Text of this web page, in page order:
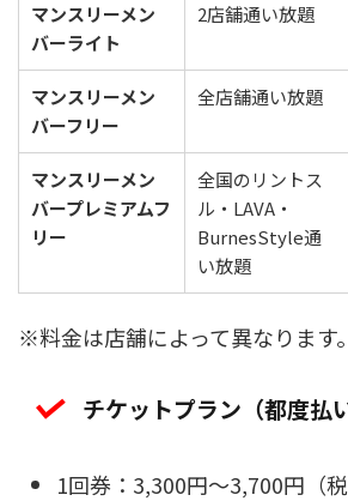
マンスリーメン
バーライト
2店舗通い放題
マンスリーメン
バーフリー
全店舗通い放題
マンスリーメン
バープレミアムフ
リー
全国のリントス
ル・LAVA・
BurnesStyle通
い放題
※料金は店舗によって異なります。
チケットプラン（都度払い
1回券：3,300円～3,700円（税